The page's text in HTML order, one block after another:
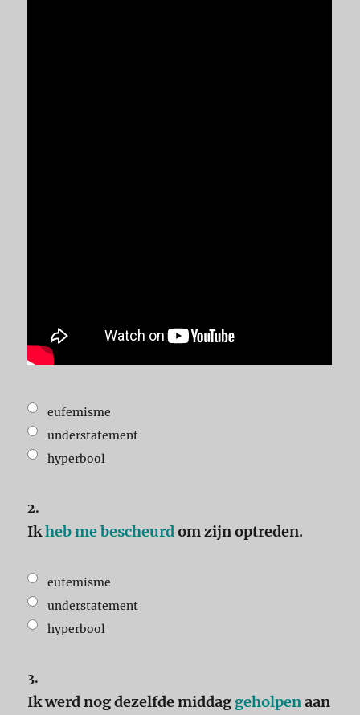
eufemisme
understatement
hyperbool
2.
Ikheb me bescheurdom zijn optreden.
eufemisme
understatement
hyperbool
3.
Ik werd nog dezelfde middag geholpenaan